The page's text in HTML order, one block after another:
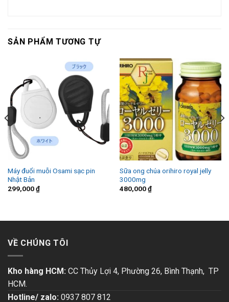
SẢN PHẨM TƯƠNG TỰ
Máy đuổi muỗi Osami sạc pin
Nhật Bản
299,000₫
Sữa ong chúa orihiro royal jelly
3000mg
480,000₫
VỀ CHÚNG TÔI
Kho hàng HCM: CC Thủy Lợi 4, Phường 26, Bình Thạnh, TP
HCM.
Hotline/ zalo: 0937 807 812